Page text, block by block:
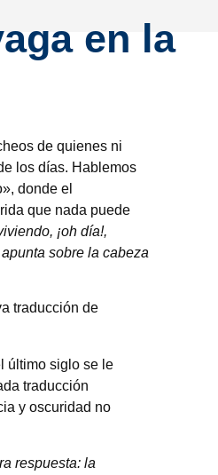
en la
de quienes ni
los días. Hablemos
donde el
que nada puede
¡oh día!,
sobre la cabeza
traducción de
último siglo se le
traducción
y oscuridad no
respuesta: la